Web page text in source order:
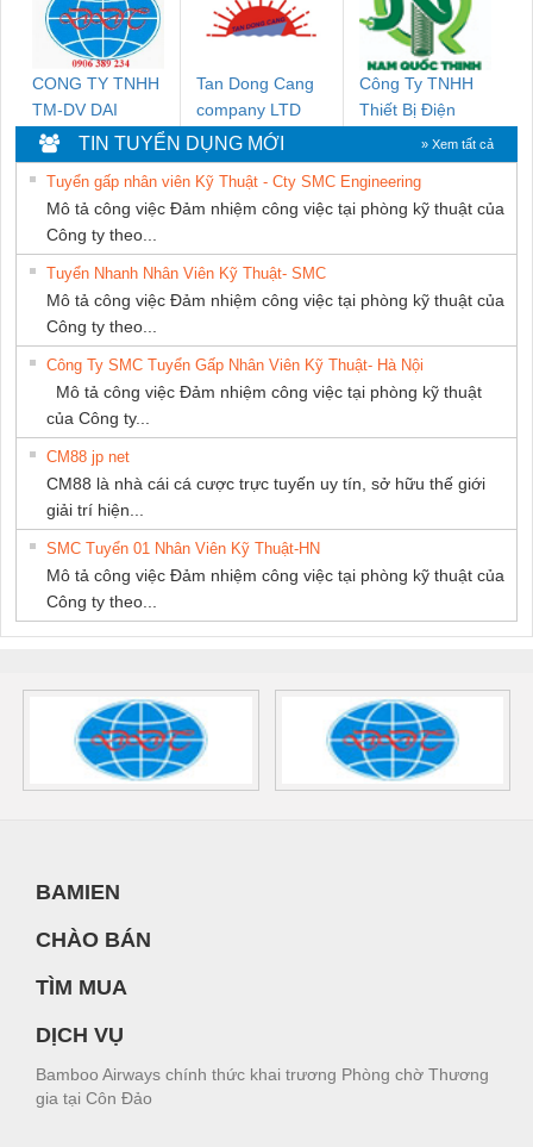
CONG TY TNHH
TM-DV DAI
DONG THANH
Tan Dong Cang
company LTD
Công Ty TNHH
Thiết Bị Điện
Nam Quốc Thịnh
TIN TUYỂN DỤNG MỚI » Xem tất cả
Tuyển gấp nhân viên Kỹ Thuật - Cty SMC Engineering
Mô tả công việc Đảm nhiệm công việc tại phòng kỹ thuật của
Công ty theo...
Tuyển Nhanh Nhân Viên Kỹ Thuật- SMC
Mô tả công việc Đảm nhiệm công việc tại phòng kỹ thuật của
Công ty theo...
Công Ty SMC Tuyển Gấp Nhân Viên Kỹ Thuật- Hà Nội
Mô tả công việc Đảm nhiệm công việc tại phòng kỹ thuật
của Công ty...
CM88 jp net
CM88 là nhà cái cá cược trực tuyến uy tín, sở hữu thế giới
giải trí hiện...
SMC Tuyển 01 Nhân Viên Kỹ Thuật-HN
Mô tả công việc Đảm nhiệm công việc tại phòng kỹ thuật của
Công ty theo...
BAMIEN
CHÀO BÁN
TÌM MUA
DỊCH VỤ
Bamboo Airways chính thức khai trương Phòng chờ Thương
gia tại Côn Đảo